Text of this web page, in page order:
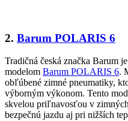
2. Barum POLARIS 6
Tradičná česká značka Barum
modelom Barum POLARIS 6.
obľúbené zimné pneumatiky,
výborným výkonom. Tento
skvelou priľnavosťou v
bezpečnú jazdu aj pri nižších